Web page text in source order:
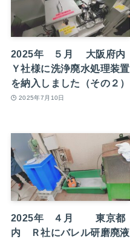
2025年 ５月 大阪府内
Ｙ社様に洗浄廃水処理装置
を納入しました（その２）
2025年7月10日
2025年 ４月 東京都
内 Ｒ社にバレル研磨廃液